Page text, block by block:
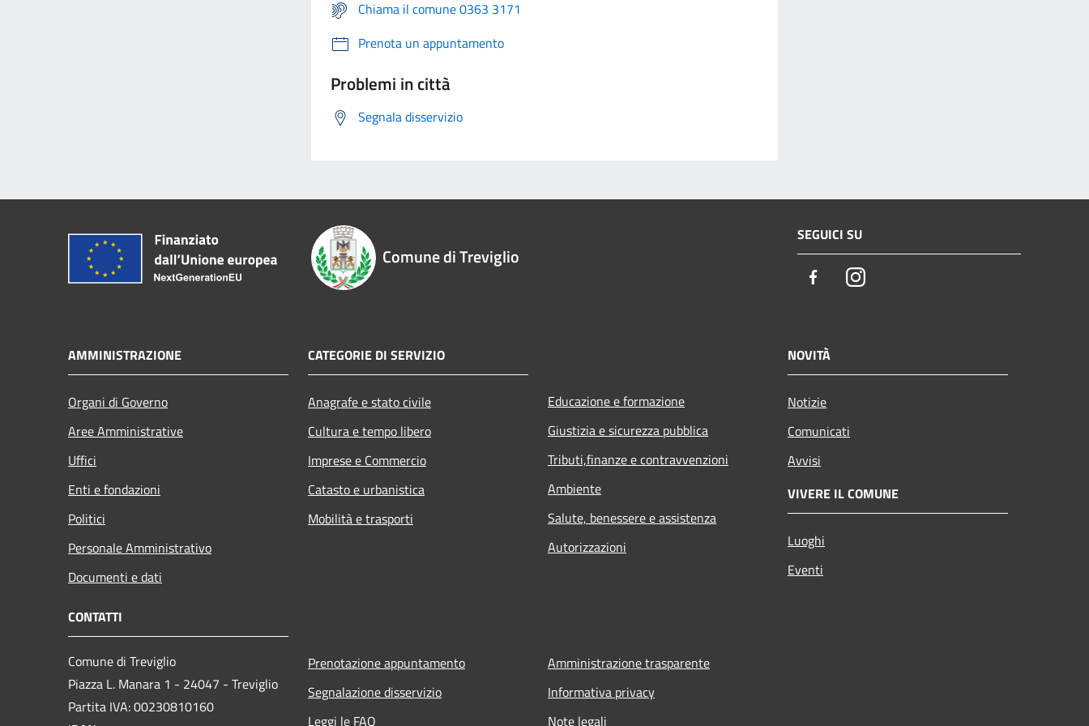
Chiama il comune 0363 3171
Prenota un appuntamento
Problemi in città
Segnala disservizio
Comune di Treviglio
SEGUICI SU
FacebookInstagram
AMMINISTRAZIONE
Organi di Governo
Aree Amministrative
Uffici
Enti e fondazioni
Politici
Personale Amministrativo
Documenti e dati
CATEGORIE DI SERVIZIO
Anagrafe e stato civile
Cultura e tempo libero
Imprese e Commercio
Catasto e urbanistica
Mobilità e trasporti
Educazione e formazione
Giustizia e sicurezza pubblica
Tributi,finanze e contravvenzioni
Ambiente
Salute, benessere e assistenza
Autorizzazioni
NOVITÀ
Notizie
Comunicati
Avvisi
VIVERE IL COMUNE
Luoghi
Eventi
CONTATTI
Comune di Treviglio
Piazza L. Manara 1 - 24047 - Treviglio
Partita IVA: 00230810160
Prenotazione appuntamento
Segnalazione disservizio
Leggi le FAQ
Amministrazione trasparente
Informativa privacy
Note legali